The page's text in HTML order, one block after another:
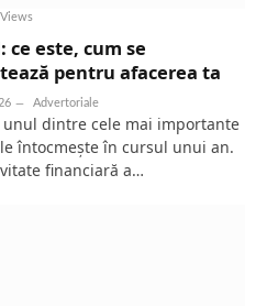
Views
este, cum se
pentru afacerea ta
Advertoriale
dintre cele mai importante
întocmește în cursul unui an.
financiară a…